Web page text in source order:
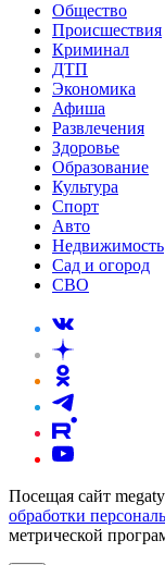
Общество
Происшествия
Криминал
ДТП
Экономика
Афиша
Развлечения
Здоровье
Образование
Культура
Спорт
Авто
Недвижимость
Сад и огород
СВО
Посещая сайт
обработки
метрической